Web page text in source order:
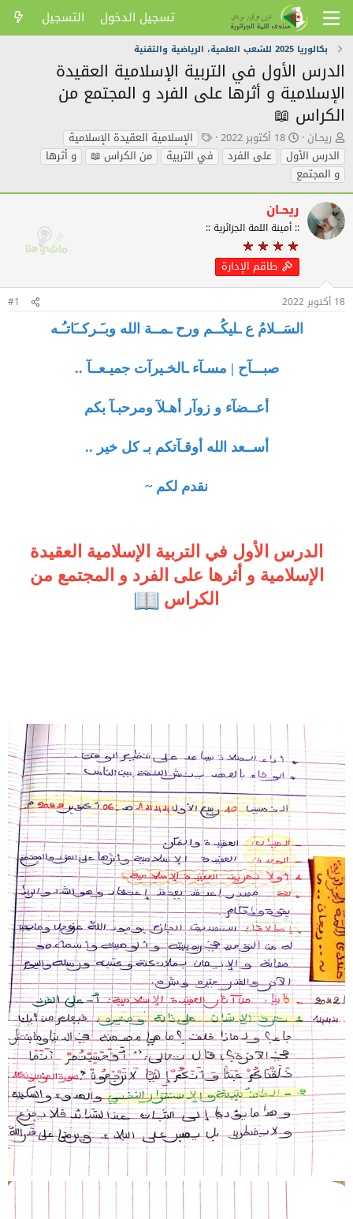
تسجيل الدخول التسجيل
بكالوريا 2025 للشعب العلمية، الرياضية والتقنية
الدرس الأول في التربية الإسلامية العقيدة
الإسلامية و أثرها على الفرد و المجتمع من
الكراس 📖
ك
ا
ت
ب
ا
ل
م
و
ع
ريحـان ت
ا
ر
خ
ا
ل
ن
ش
ر
18 أكتوبر 2022 ا
ل
ك
م
ا
ل
ة
الإسلامية العقيدة الإسلامية
الدرس الأول
على الفرد في التربية من الكراس 📖
و أثرها
و المجتمع
ريحـان
:: أمينة اللمة الجزائرية ::
طاقم الإدارة
18 أكتوبر 2022 #1
السَــلامُ ع ـليكُــم ورح ـمــة الله وبـَـركــَاتـُـه
صبـــآح | مسـآء ـالخـيرآت جميـعــآ ..
أعــضآء و زوآر أهـلآ ومرحبـآ بكم
أســعد الله أوقـآتكم بـ كل خير ..
نقدم لكم ~
الدرس الأول في التربية الإسلامية العقيدة
الإسلامية و أثرها على الفرد و المجتمع من
الكراس